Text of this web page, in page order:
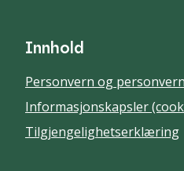
Innhold
Personvern og
Informasjonskapsler
Tilgjengelighetserklæring